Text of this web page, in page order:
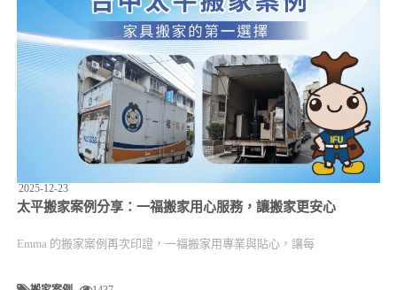
2025-12-23
太平搬家案例分享：一福搬家用心服務，讓搬家更安心
Emma 的搬家案例再次印證，一福搬家用專業與貼心，讓每